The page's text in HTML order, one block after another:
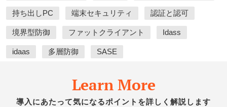
持ち出しPC 端末セキュリティ 認証と認可
境界型防御 ファットクライアント Idass
idaas 多層防御 SASE
Learn More
導入にあたって気になるポイントを詳しく解説します